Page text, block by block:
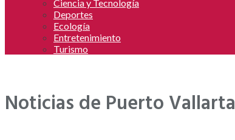
Ciencia y Tecnología
Deportes
Ecología
Entretenimiento
Turismo
Noticias de Puerto Vallarta